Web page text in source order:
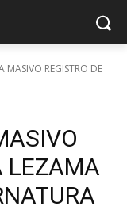
MASIVO REGISTRO DE
LEZAMA